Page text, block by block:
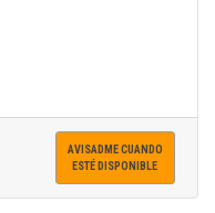
AVISADME CUANDO
ESTÉ DISPONIBLE